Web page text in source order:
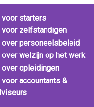
voor starters
voor zelfstandigen
over personeelsbeleid
over welzijn op het werk
over opleidingen
accountants &